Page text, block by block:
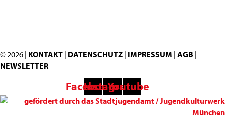
© 2026 | KONTAKT | DATENSCHUTZ | IMPRESSUM | AGB |
NEWSLETTER
Facebook
Instagram
Youtube